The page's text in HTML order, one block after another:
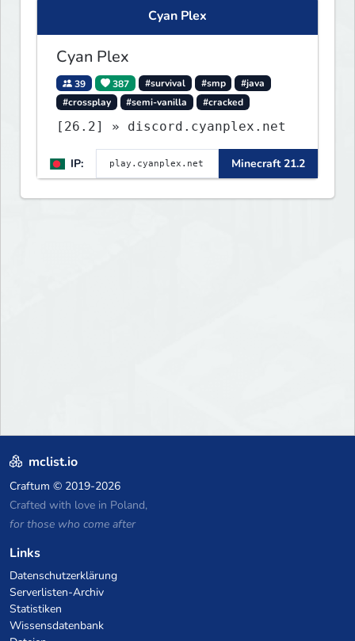
Cyan Plex
Cyan Plex
39 387 #survival #smp
#java
#crossplay
#semi-vanilla #cracked
[26.2] » discord.cyanplex.net
IP: Minecraft 21.2
mclist.io
Craftum © 2019-2026
Crafted with love in Poland,
for those who come after
Links
Datenschutzerklärung
Serverlisten-Archiv
Statistiken
Wissensdatenbank